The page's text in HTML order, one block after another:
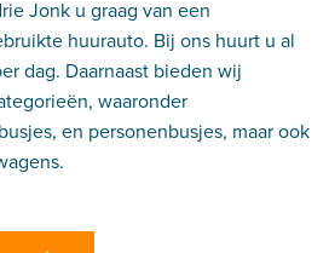
Jonk u graag van een
huurauto. Bij ons huurt u al
dag. Daarnaast bieden wij
waaronder
en personenbusjes, maar ook